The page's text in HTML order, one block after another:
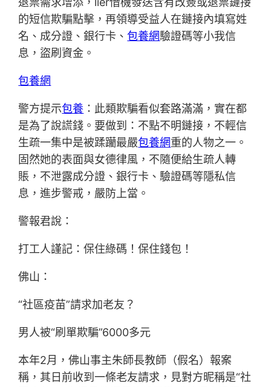
的短信欺騙點擊，再領導受益人在鏈接內填寫姓
名、成分證、銀行卡、包養網驗證碼等小我信
息，盜刷資金。
包養網
警方提示包養 ：此類欺騙看似套路滿滿，實在都
是為了說謊錢。要做到：不點不明鏈接，不輕信
生疏一集中是被蹂躪最嚴包養網重的人物之一。
固然她的表面與女德律風，不隨便給生疏人轉
賬，不泄露成分證、銀行卡、驗證碼等隱私信
息，進步警戒，嚴防上當。
警報君說：
打工人謹記：保住綠碼！保住錢包！
佛山：
“社區疫苗”請求加老友？
男人被“刷單欺騙”6000多元
本年2月，佛山事主朱師長教師（假名）報案
稱，其日前收到一條老友請求，見對方昵稱是“社